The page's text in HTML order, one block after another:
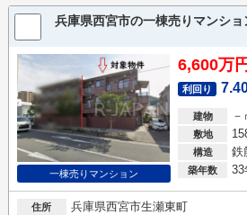
兵庫県西宮市の一棟売りマンショ
一棟売りマンション
6,600万円
利回り
建物 －
敷地
構造 鉄
築年数 33
住所 兵庫県西宮市生瀬東町